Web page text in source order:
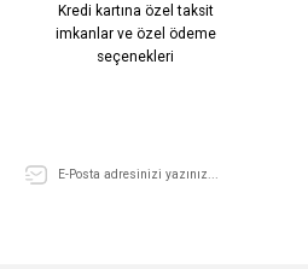
Kredi kartına özel taksit
imkanlar ve özel ödeme
seçenekleri